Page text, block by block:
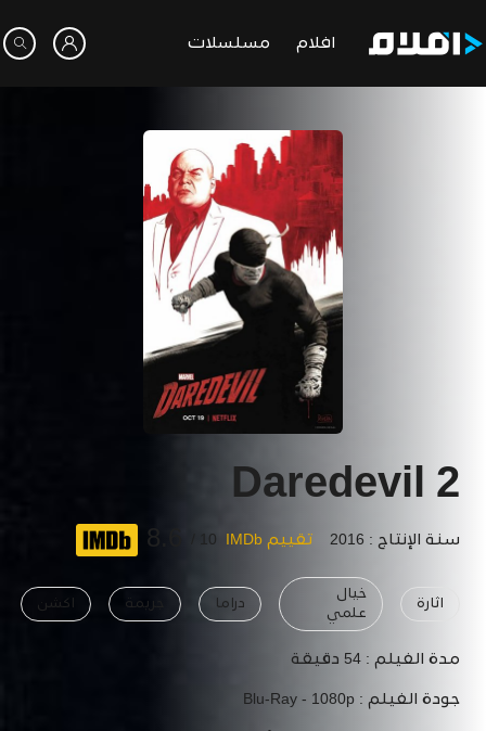
افلام مسلسلات
Daredevil 2
سنة الإنتاج : 2016 تقييم IMDb 10 /
8.6
اثارة
خيال
علمي
دراما جريمة اكشن
مدة الفيلم : 54 دقيقة
جودة الفيلم : Blu-Ray - 1080p